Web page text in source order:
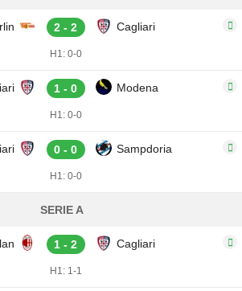
2 - 2 Cagliari
H1: 0-0
1 - 0 Modena
H1: 0-0
0 - 0 Sampdoria
H1: 0-0
SERIE A
1 - 2 Cagliari
H1: 1-1